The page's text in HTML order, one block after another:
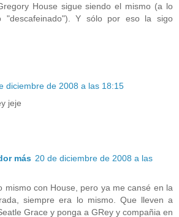
House sigue siendo el mismo (a lo
"descafeinado"). Y sólo por eso la sigo
diciembre de 2008 a las 18:15
jeje
más 20 de diciembre de 2008 a las
mismo con House, pero ya me cansé en la
siempre era lo mismo. Que lleven a
Grace y ponga a GRey y compañia en